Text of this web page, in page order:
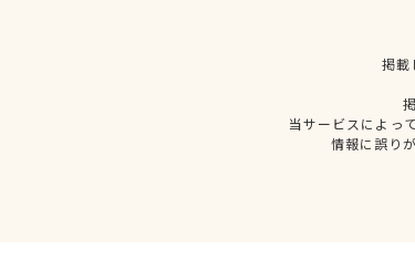
掲載
当サービスによっ
情報に誤り